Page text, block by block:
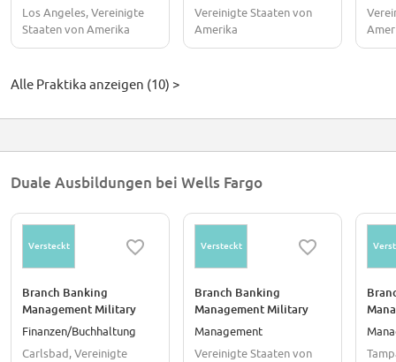
Los Angeles, Vereinigte
Staaten von Amerika
Vereinigte Staaten von
Amerika
Alle Praktika anzeigen (10) >
Duale Ausbildungen bei Wells Fargo
Versteckt
Branch Banking
Management Military
Apprentice (SAFE)
Finanzen/Buchhaltung
Carlsbad, Vereinigte
Versteckt
Branch Banking
Management Military
Apprentice (SAFE) Lake
Management
Vereinigte Staaten von